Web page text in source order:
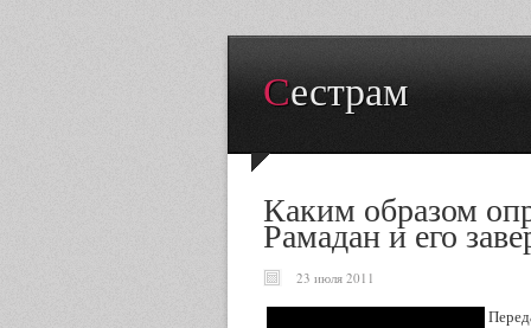
Сестрам
Каким образом
Рамадан и его
23 июля 2011